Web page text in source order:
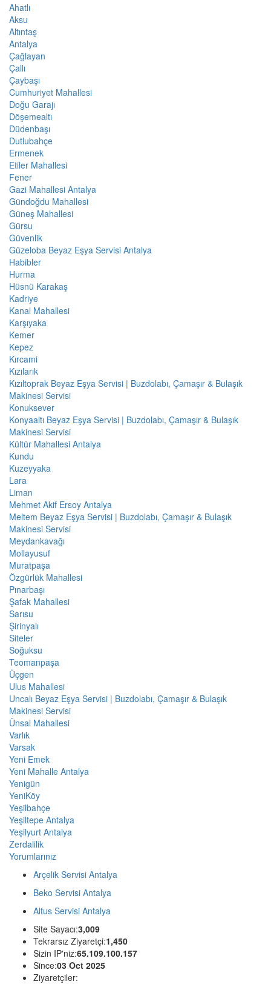
Ahatlı
Aksu
Altıntaş
Antalya
Çağlayan
Çallı
Çaybaşı
Cumhuriyet Mahallesi
Doğu Garajı
Döşemealtı
Düdenbaşı
Dutlubahçe
Ermenek
Etiler Mahallesi
Fener
Gazi Mahallesi Antalya
Gündoğdu Mahallesi
Güneş Mahallesi
Gürsu
Güvenlik
Güzeloba Beyaz Eşya Servisi Antalya
Habibler
Hurma
Hüsnü Karakaş
Kadriye
Kanal Mahallesi
Karşıyaka
Kemer
Kepez
Kırcami
Kızılarık
Kızıltoprak Beyaz Eşya Servisi | Buzdolabı, Çamaşır & Bulaşık
Makinesi Servisi
Konuksever
Konyaaltı Beyaz Eşya Servisi | Buzdolabı, Çamaşır & Bulaşık
Makinesi Servisi
Kültür Mahallesi Antalya
Kundu
Kuzeyyaka
Lara
Liman
Mehmet Akif Ersoy Antalya
Meltem Beyaz Eşya Servisi | Buzdolabı, Çamaşır & Bulaşık
Makinesi Servisi
Meydankavağı
Mollayusuf
Muratpaşa
Özgürlük Mahallesi
Pınarbaşı
Şafak Mahallesi
Sarısu
Şirinyalı
Siteler
Soğuksu
Teomanpaşa
Üçgen
Ulus Mahallesi
Uncalı Beyaz Eşya Servisi | Buzdolabı, Çamaşır & Bulaşık
Makinesi Servisi
Ünsal Mahallesi
Varlık
Varsak
Yeni Emek
Yeni Mahalle Antalya
Yenigün
YeniKöy
Yeşilbahçe
Yeşiltepe Antalya
Yeşilyurt Antalya
Zerdalilik
Yorumlarınız
Arçelik Servisi Antalya
Beko Servisi Antalya
Altus Servisi Antalya
Site Sayacı:3,009
Tekrarsız Ziyaretçi:1,450
Sizin IP'niz:65.109.100.157
Since:03 Oct 2025
Ziyaretçiler: